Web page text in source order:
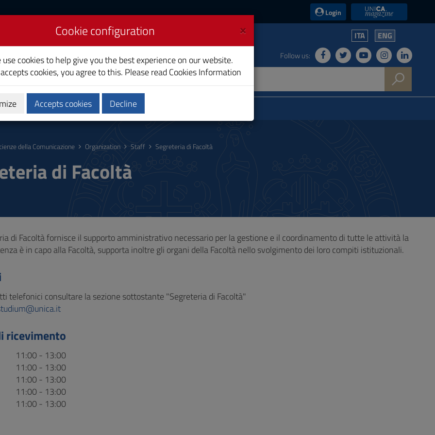
Login UniCA News
ITA ENG
Follow us:
Calendars and Timetable
della Comunicazione Organization Staff Segreteria di Facoltà
di Facoltà
di Facoltà fornisce il supporto amministrativo necessario per la gestione e il coordinamento di tutte le attività la
è in capo alla Facoltà, supporta inoltre gli organi della Facoltà nello svolgimento dei loro compiti istituzionali.
telefonici consultare la sezione sottostante "Segreteria di Facoltà"
ricevimento
11:00 - 13:00
11:00 - 13:00
11:00 - 13:00
11:00 - 13:00
11:00 - 13:00
×
Cookie configuration
use cookies to help give you the best experience on our website.
cookies, you agree to this. Please read Cookies Information
Accepts cookies Decline